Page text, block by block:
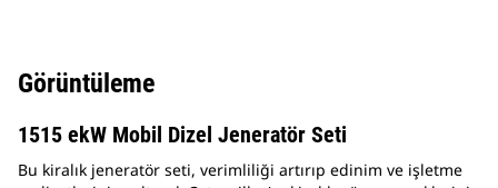
Görüntüleme
1515 ekW Mobil Dizel Jeneratör Seti
Bu kiralık jeneratör seti, verimliliği artırıp edinim ve işletme